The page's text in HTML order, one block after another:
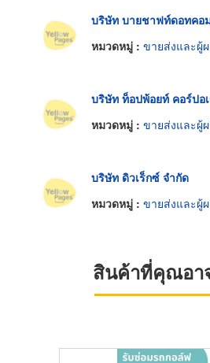
บริษัท บายชาฟท์ดอทคอ
หมวดหมู่ : ขายส่งและผู้ผลิต
บริษัท ท็อปพ้อยท์ คอร์ปอ
หมวดหมู่ : ขายส่งและผู้ผลิต
บริษัท ดิวเร็กซ์ จำกัด
หมวดหมู่ : ขายส่งและผู้ผลิต
สินค้าที่คุณอา